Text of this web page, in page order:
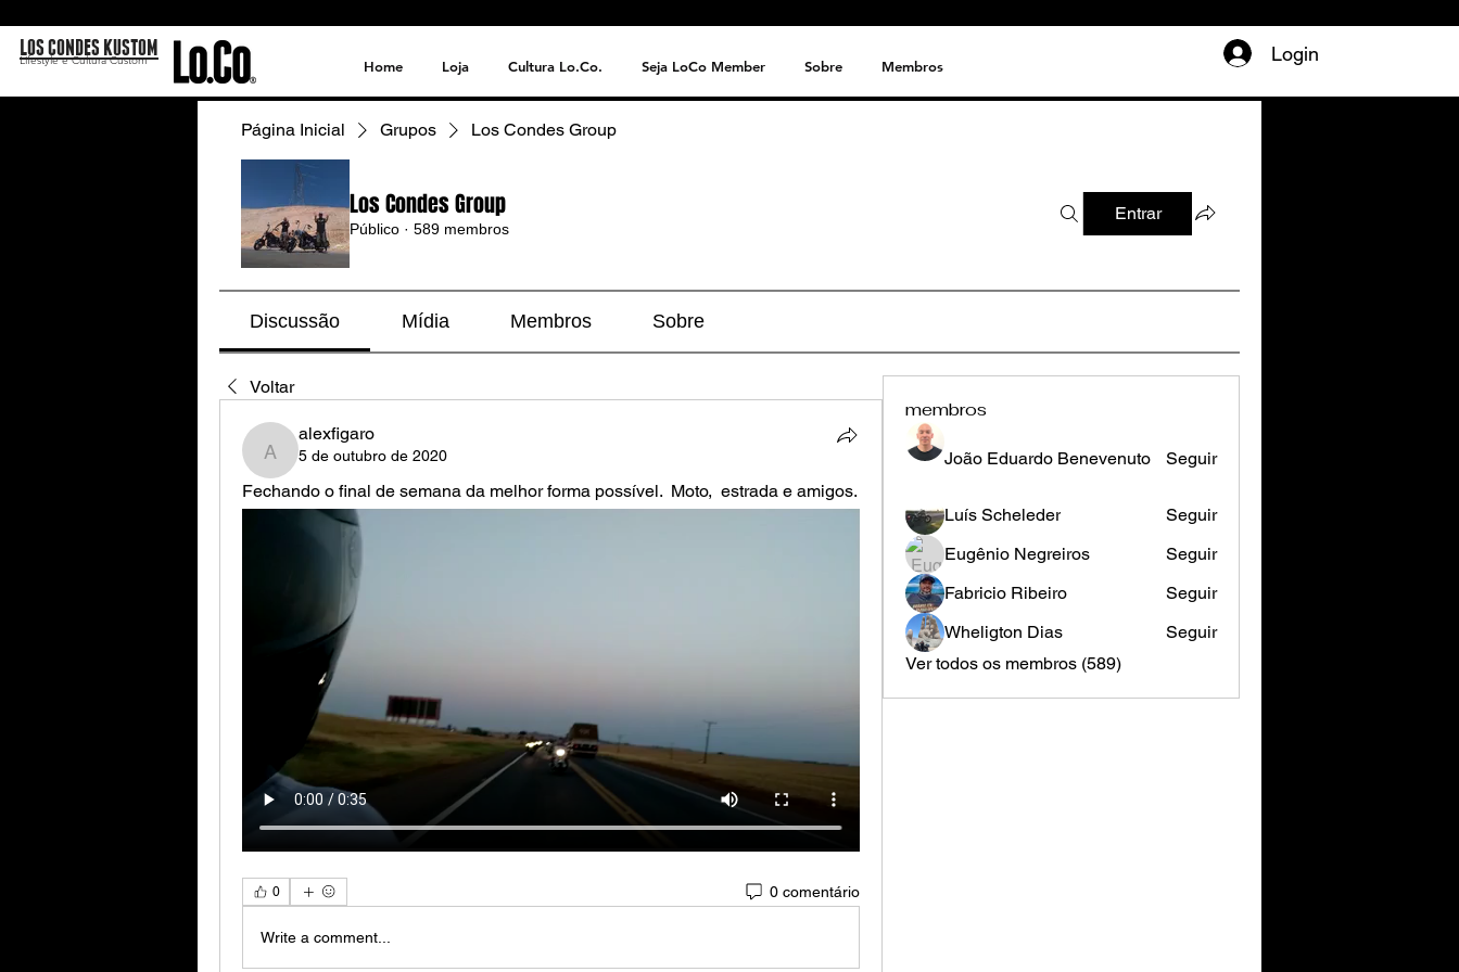
LOS CONDES KUSTOM
Lifestyle e Cultura Custom Home Loja Cultura Lo.Co. Seja LoCo Member Sobre Membros
Login
Página Inicial Grupos Los Condes Group
Los Condes Group
Público · 589 membros
Entrar
Discussão Mídia Membros Sobre
Voltar
alexfigaro
alexfigaro
5 de outubro de 2020
0 0 comentário
Write a comment...
membros
João Eduardo Benevenuto Seguir
Luís Scheleder
Seguir
Eugênio Negreiros
Seguir
Fabricio Ribeiro
Seguir
Wheligton Dias
Seguir
Ver todos os membros (589)